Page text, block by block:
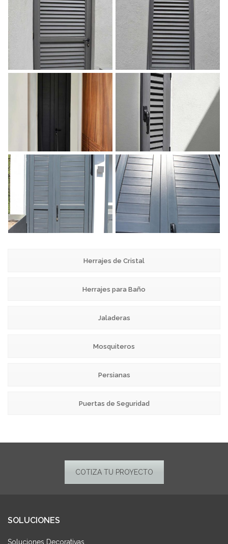
Herrajes de Cristal
Herrajes para Baño
Jaladeras
Mosquiteros
Persianas
Puertas de Seguridad
COTIZA TU PROYECTO
SOLUCIONES
Soluciones Decorativas